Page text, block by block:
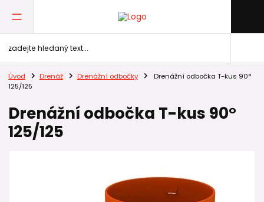
Úvod Drenáž Drenážní odbočky
Drenážní odbočka T-kus 90°
125/125
Drenážní odbočka T-kus 90°
125/125